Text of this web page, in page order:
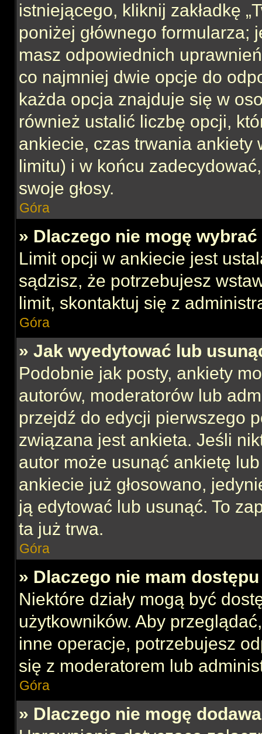
istniejącego, kliknij zakładkę
poniżej głównego formularza;
masz odpowiednich
co najmniej dwie opcje do
każda opcja znajduje się w
również ustalić liczbę opcji,
ankiecie, czas trwania ankiety
limitu) i w końcu
swoje głosy.
Góra
» Dlaczego nie mogę
Limit opcji w ankiecie jest
sądzisz, że potrzebujesz
limit, skontaktuj się z
Góra
» Jak wyedytować lub
Podobnie jak posty, ankiety
autorów, moderatorów lub
przejdź do edycji pierwszego
związana jest ankieta. Jeśli
autor może usunąć ankietę
ankiecie już głosowano,
ją edytować lub usunąć. To
ta już trwa.
Góra
» Dlaczego nie mam dostępu
Niektóre działy mogą być
użytkowników. Aby
inne operacje, potrzebujesz
się z moderatorem lub
Góra
» Dlaczego nie mogę